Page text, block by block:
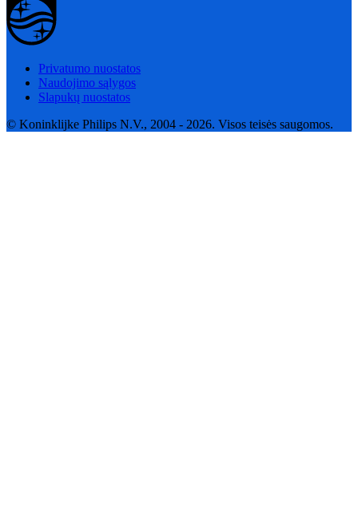
Privatumo nuostatos
Naudojimo sąlygos
Slapukų nuostatos
© Koninklijke Philips N.V., 2004 - 2026. Visos teisės saugomos.